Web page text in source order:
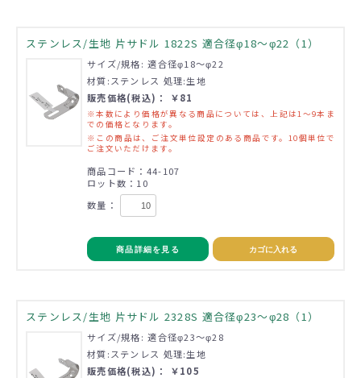
ステンレス/生地 片サドル 1822S 適合径φ18～φ22（1）
サイズ/規格: 適合径φ18～φ22
材質:ステンレス 処理:生地
販売価格(税込)： ￥81
※本数により価格が異なる商品については、上記は1～9本ま
での価格となります。
※この商品は、ご注文単位設定のある商品です。10個単位で
ご注文いただけます。
商品コード：44-107
ロット数：10
数量：
商品詳細を見る カゴに入れる
ステンレス/生地 片サドル 2328S 適合径φ23～φ28（1）
サイズ/規格: 適合径φ23～φ28
材質:ステンレス 処理:生地
販売価格(税込)： ￥105